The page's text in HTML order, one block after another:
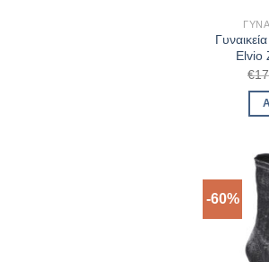
Elvio
€
-60%